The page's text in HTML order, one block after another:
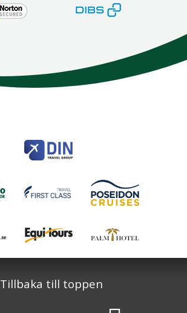
235 39
Telefon040 45 63 50
Org nr 5565262721
Sajtkarta
Tillbaka till toppen